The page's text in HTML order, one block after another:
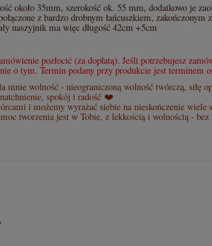
około 35mm, szerokość ok. 55 mm, dodatkowo je
z bardzo drobnym łańcuszkiem, zakończonym
naszyjnik ma więc długość 42cm +5cm
pozłocić (za dopłatą). Jeśli potrzebujesz
o tym. Termin podany przy produkcie jest terminem
mnie wolność - nieograniczoną wolność twórczą, siłę
spokój i radość ❤️
i możemy wyrażać siebie na nieskończenie wiele
tworzenia jest w Tobie, z lekkością i wolnością -